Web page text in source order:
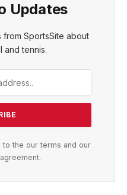
Updates
from SportsSite about
and tennis.
to the our terms and our